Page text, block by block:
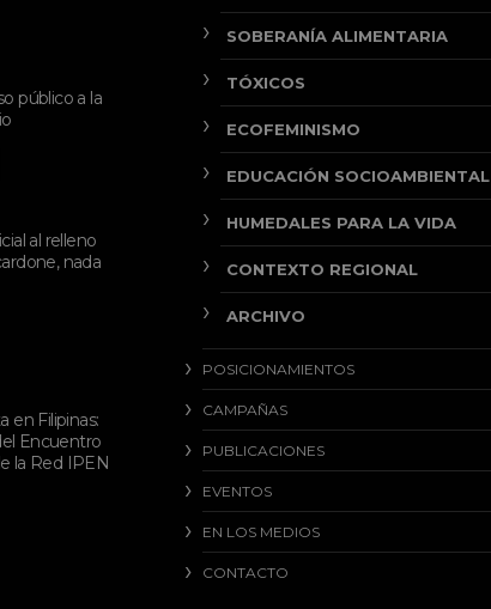
público a la
al relleno
nada
en Filipinas:
Encuentro
la Red IPEN
SOBERANÍA ALIMENTARIA
TÓXICOS
ECOFEMINISMO
EDUCACIÓN SOCIOAMBIENTAL
HUMEDALES PARA LA VIDA
CONTEXTO REGIONAL
ARCHIVO
POSICIONAMIENTOS
CAMPAÑAS
PUBLICACIONES
EVENTOS
EN LOS MEDIOS
CONTACTO